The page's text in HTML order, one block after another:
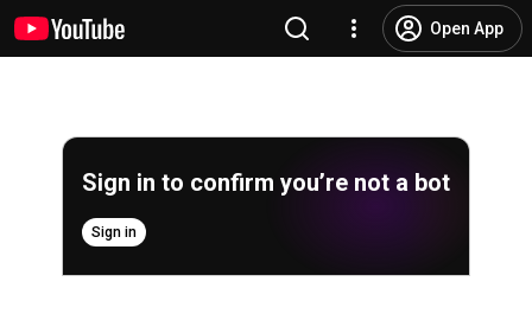
Open App
Sign in to confirm you’re not a bot
Sign in